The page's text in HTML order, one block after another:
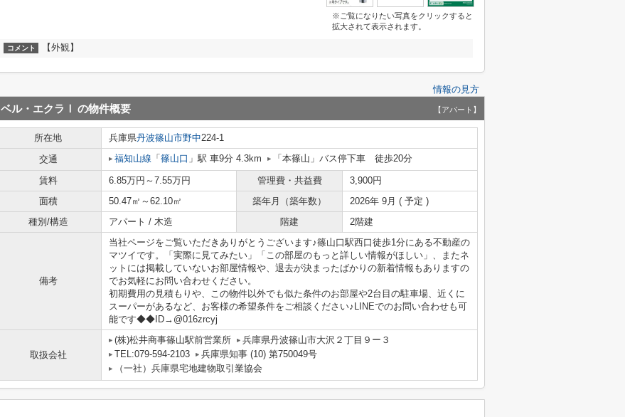
※ご覧になりたい写真をクリックすると
拡大されて表示されます。
コメント 【外観】
情報の見方
ベル・エクラⅠ の物件概要 【アパート】
所在地 兵庫県丹波篠山市野中224-1
交通
福知山線 「 篠山口 」駅 車9分 4.3km 「本篠山」バス停下車 徒歩20分
賃料 6.85万円～7.55万円 管理費・共益費
3,900円
面積
50.47㎡～62.10㎡ 築年月（築年数）
2026年 9月 ( 予定 )
種別/構造
アパート / 木造 階建 2階建
備考
当社ページをご覧いただきありがとうございます♪篠山口駅西口徒歩1分にある不動産の
マツイです。「実際に見てみたい」「この部屋のもっと詳しい情報がほしい」、またネ
ットには掲載していないお部屋情報や、退去が決まったばかりの新着情報もありますの
でお気軽にお問い合わせください。
初期費用の見積もりや、この物件以外でも似た条件のお部屋や2台目の駐車場、近くに
スーパーがあるなど、お客様の希望条件をご相談ください♪LINEでのお問い合わせも可
能です◆◆ID→@016zrcyj
取扱会社
(株)松井商事篠山駅前営業所
兵庫県丹波篠山市大沢２丁目９ー３
TEL:079-594-2103
兵庫県知事 (10) 第750049号
（一社）兵庫県宅地建物取引業協会